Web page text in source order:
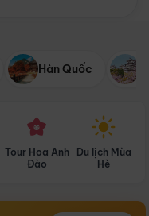
Hàn Quốc
Tour Hoa Anh
Đào
Du lịch Mùa
Hè